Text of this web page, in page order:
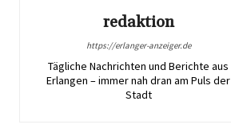
redaktion
https://erlanger-anzeiger.de
Tägliche Nachrichten und Berichte aus
Erlangen – immer nah dran am Puls der
Stadt